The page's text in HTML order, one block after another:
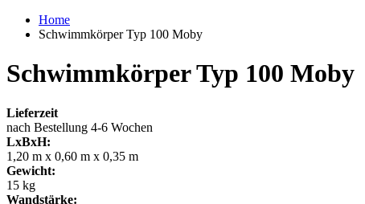
Home
Schwimmkörper Typ 100 Moby
Schwimmkörper Typ 100 Moby
Lieferzeit
nach Bestellung 4-6 Wochen
LxBxH:
1,20 m x 0,60 m x 0,35 m
Gewicht:
15 kg
Wandstärke: